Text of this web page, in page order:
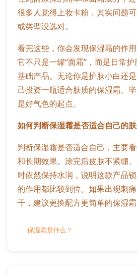
很多人觉得上妆卡粉，其实问题
或类型没选对。
看完这些，你会发现保湿霜的作用
它不只是一罐“面霜”，而是日常
基础产品。无论你是护肤小白还
己投资一瓶适合肤质的保湿霜。
是好气色的起点。
如何判断保湿霜是否适合自己的
判断保湿霜是否适合自己，主要
和长期效果。涂完后皮肤不紧绷
时依然保持水润，说明这款产品
的作用都比较到位。如果出现刺
干，建议更换配方更简单的保湿霜
保湿霜是什么？